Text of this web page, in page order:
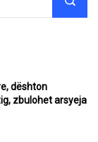
dështon
zbulohet arsyeja